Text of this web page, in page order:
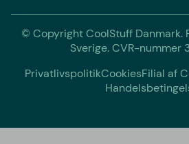
© Copyright CoolStuff Danmark.
Sverige. CVR-nummer
PrivatlivspolitikCookiesFilial af